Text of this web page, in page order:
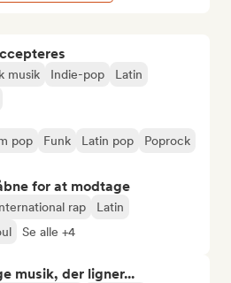
musik Indie-pop
Latin
pop Funk Latin pop
Poprock
for at modtage
rap
Latin
Se alle +4
musik, der ligner...